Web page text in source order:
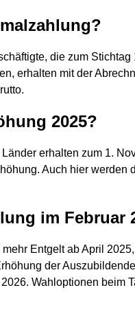
die zum Stichtag
erhalten mit der
2025?
erhalten zum 1.
Auch hier werden
im Februar
Entgelt ab April
der
Wahloptionen beim